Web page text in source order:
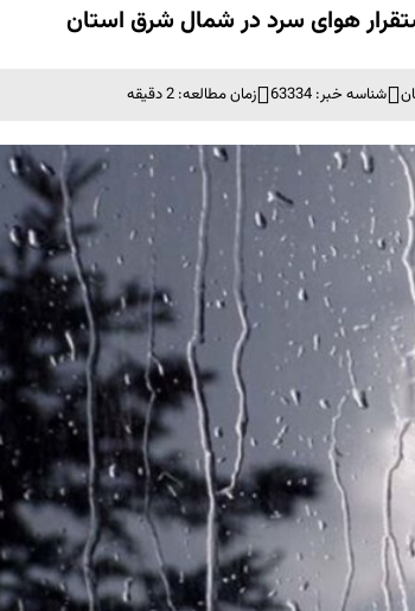
هوای سرد در شمال شرق استان
شناسه خبر: 63334 زمان مطالعه: 2 دقیقه